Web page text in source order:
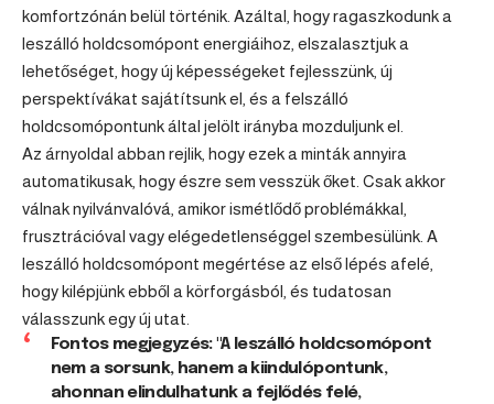
komfortzónán belül történik. Azáltal, hogy ragaszkodunk a
leszálló holdcsomópont energiáihoz, elszalasztjuk a
lehetőséget, hogy új képességeket fejlesszünk, új
perspektívákat sajátítsunk el, és a felszálló
holdcsomópontunk által jelölt irányba mozduljunk el.
Az árnyoldal abban rejlik, hogy ezek a minták annyira
automatikusak, hogy észre sem vesszük őket. Csak akkor
válnak nyilvánvalóvá, amikor ismétlődő problémákkal,
frusztrációval vagy elégedetlenséggel szembesülünk. A
leszálló holdcsomópont megértése az első lépés afelé,
hogy kilépjünk ebből a körforgásból, és tudatosan
válasszunk egy új utat.
Fontos megjegyzés: "A leszálló holdcsomópont
nem a sorsunk, hanem a kiindulópontunk,
ahonnan elindulhatunk a fejlődés felé,